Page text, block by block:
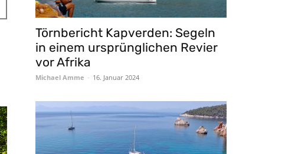
Törnbericht Kapverden: Segeln
in einem ursprünglichen Revier
vor Afrika
Michael Amme - 16. Januar 2024